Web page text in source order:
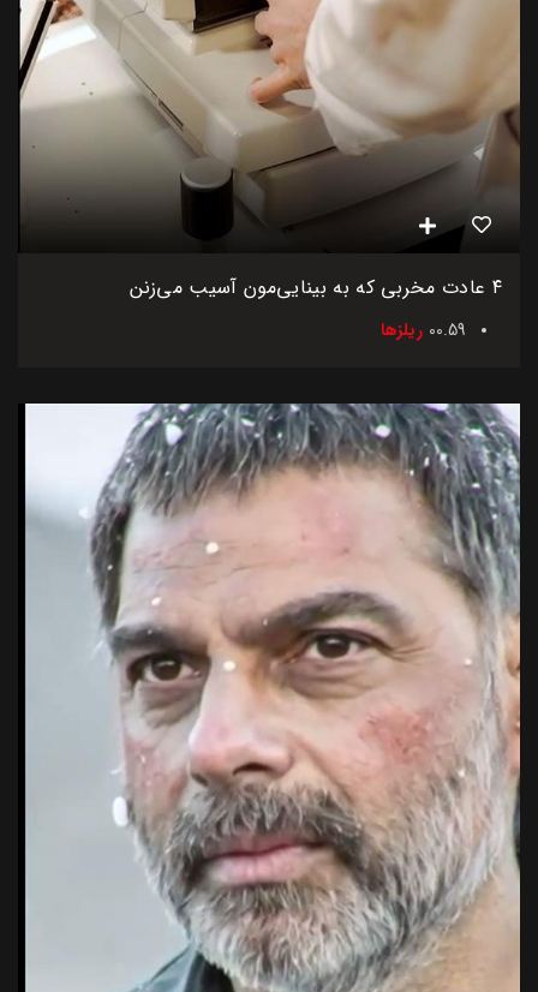
۴ عادت مخربی که به بینایی‌مون آسیب می‌زنن
00.59 ریلزها